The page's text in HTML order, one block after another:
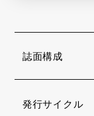
誌面構成
発行サイクル